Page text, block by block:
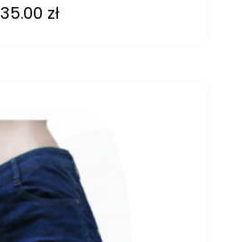
35.00 zł